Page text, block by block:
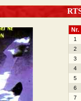
Nr.
1
2
3
4
5
6
7